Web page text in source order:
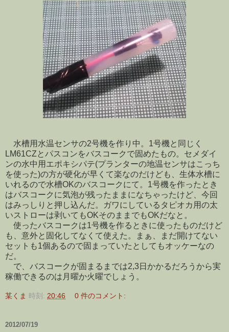
水槽用水温センサの2号機を作り中。1号機と同じく
LM61CZとパスコンをバスコークで固めたもの。セメダイ
ンの水中用エポキシパテ(プランターの地温センサはこっち
を使った)の方が硬化が早くて楽なのだけども、生体水槽に
いれるので水槽OKのバスコークにて。1号機を作ったとき
はバスコークに気泡が残ったままになちゃったけど、今回
はみっしりと押し込んだ。ガワにしているタピオカ用の太
いストローは剥いてもOKそのままでもOKだなと。
使ったバスコークは1号機を作るときに使ったものだけど
も、意外と固化してなくて使えた。まぁ、まだ開けてない
セットも1個あるので固まっていたとしてもオッケーなの
だ。
で、バスコークが固まるまでは2,3日かかるだろうから実
稼働できるのは月曜か火曜でしょう。
某くま 時刻: 20:46 0 件のコメント:
2012/07/19